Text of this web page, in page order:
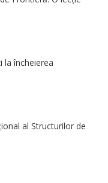
la încheierea
al Structurilor de